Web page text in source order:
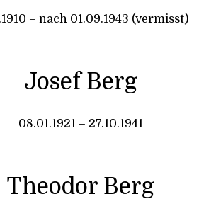
– nach 01.09.1943 (vermisst)
Josef Berg
08.01.1921 – 27.10.1941
Theodor Berg